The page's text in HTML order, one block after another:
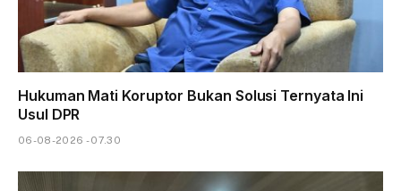
Hukuman Mati Koruptor Bukan Solusi Ternyata Ini
Usul DPR
06-08-2026 - 07.30